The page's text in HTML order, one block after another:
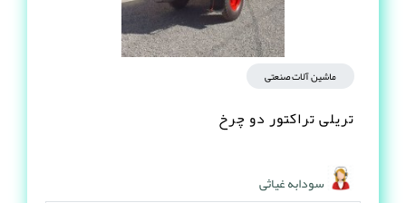
ماشین آلات صنعتی
تریلی تراکتور دو چرخ
سودابه غیاثی